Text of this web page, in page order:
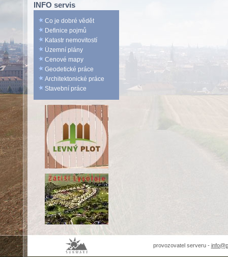
INFO servis
Co je dobré vědět
Definice pojmů
Katastr nemovitostí
Územní plány
Cenové mapy
Geodetické práce
Architektonické práce
Stavební práce
provozovatel serveru -